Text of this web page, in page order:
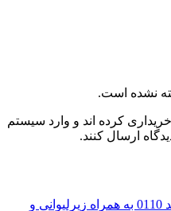
نشده است.
کرده اند و وارد سیستم
ارسال کنند.